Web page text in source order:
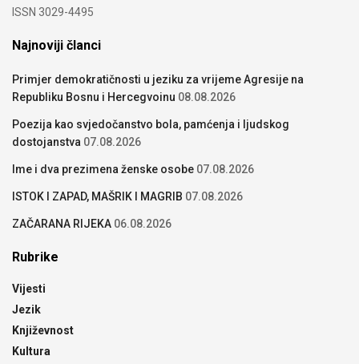
ISSN 3029-4495
Najnoviji članci
Primjer demokratičnosti u jeziku za vrijeme Agresije na
Republiku Bosnu i Hercegvoinu 08.08.2026
Poezija kao svjedočanstvo bola, pamćenja i ljudskog
dostojanstva 07.08.2026
Ime i dva prezimena ženske osobe 07.08.2026
ISTOK I ZAPAD, MAŠRIK I MAGRIB 07.08.2026
ZAČARANA RIJEKA 06.08.2026
Rubrike
Vijesti
Jezik
Književnost
Kultura